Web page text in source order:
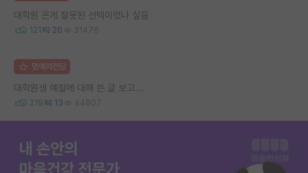
대학원 온게 잘못된 선택이었나 싶음
121 20 31476
명예의전당
대학원생 예절에 대해 쓴 글 보고...
219 13 44807